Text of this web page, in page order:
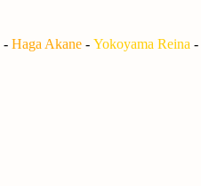
- Haga Akane - Yokoyama Reina -